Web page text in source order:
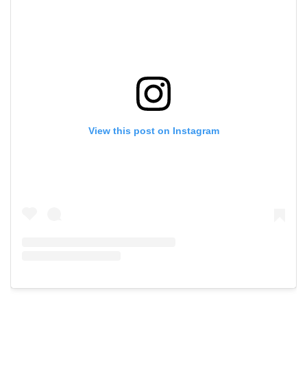
View this post on Instagram